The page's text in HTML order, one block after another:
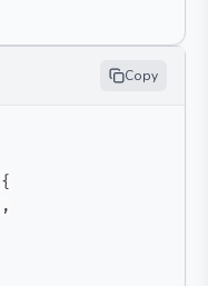
Copy
{
,